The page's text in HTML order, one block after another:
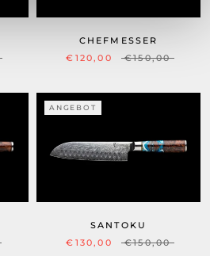
CHEFMESSER
€120,00
€150,00
ANGEBOT
SANTOKU
€130,00
€150,00